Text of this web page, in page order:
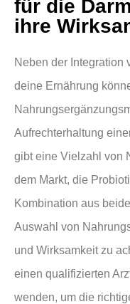
für die
ihre
Neben der Integration
deine Ernährung
Aufrechterhaltung
gibt eine Vielzahl von
dem Markt, die
Kombination aus
Auswahl von
und Wirksamkeit zu
einen qualifizierten
wenden, um die